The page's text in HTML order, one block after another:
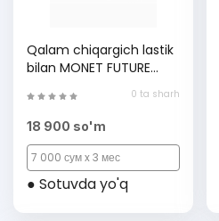
Qalam chiqargich lastik
bilan MONET FUTURE
2ES006, Blue, (1 dona)
0 ta sharh
18 900 so'm
7 000 сум x 3 мес
● Sotuvda yo'q